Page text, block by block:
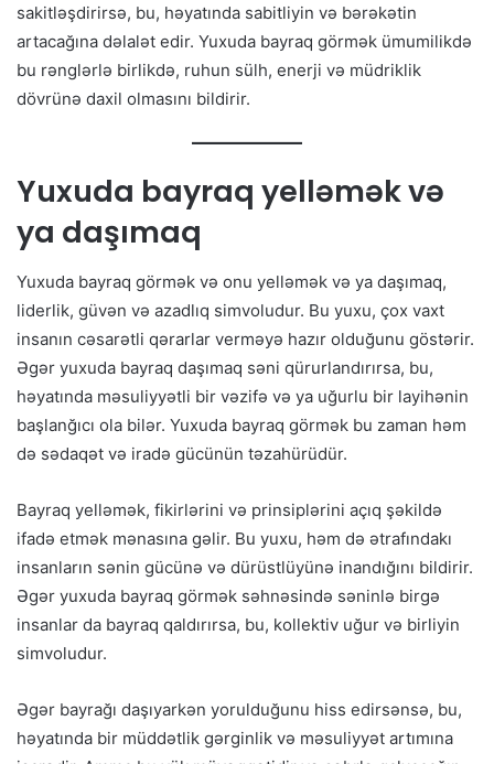
sakitləşdirirsə, bu, həyatında sabitliyin və bərəkətin
artacağına dəlalət edir. Yuxuda bayraq görmək ümumilikdə
bu rənglərlə birlikdə, ruhun sülh, enerji və müdriklik
dövrünə daxil olmasını bildirir.
Yuxuda bayraq yelləmək və
ya daşımaq
Yuxuda bayraq görmək və onu yelləmək və ya daşımaq,
liderlik, güvən və azadlıq simvoludur. Bu yuxu, çox vaxt
insanın cəsarətli qərarlar verməyə hazır olduğunu göstərir.
Əgər yuxuda bayraq daşımaq səni qürurlandırırsa, bu,
həyatında məsuliyyətli bir vəzifə və ya uğurlu bir layihənin
başlanğıcı ola bilər. Yuxuda bayraq görmək bu zaman həm
də sədaqət və iradə gücünün təzahürüdür.
Bayraq yelləmək, fikirlərini və prinsiplərini açıq şəkildə
ifadə etmək mənasına gəlir. Bu yuxu, həm də ətrafındakı
insanların sənin gücünə və dürüstlüyünə inandığını bildirir.
Əgər yuxuda bayraq görmək səhnəsində səninlə birgə
insanlar da bayraq qaldırırsa, bu, kollektiv uğur və birliyin
simvoludur.
Əgər bayrağı daşıyarkən yorulduğunu hiss edirsənsə, bu,
həyatında bir müddətlik gərginlik və məsuliyyət artımına